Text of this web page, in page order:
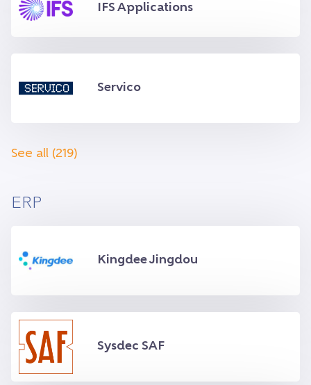
IFS Applications
Servico
See all (219)
ERP
Kingdee Jingdou
Sysdec SAF